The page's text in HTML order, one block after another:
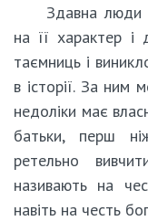
Здавна люди
на її характер і
таємниць і
в історії. За ним
недоліки має
батьки, перш
ретельно
називають на
навіть на честь